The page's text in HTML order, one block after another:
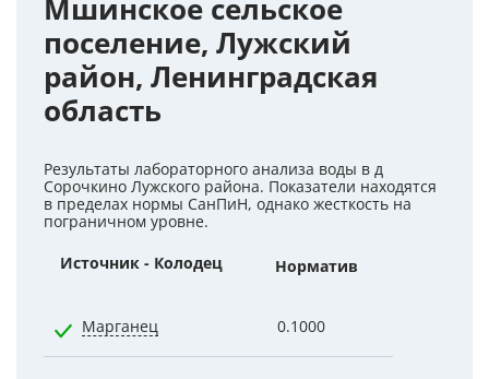
Мшинское сельское
поселение, Лужский
район, Ленинградская
область
Результаты лабораторного анализа воды в д
Сорочкино Лужского района. Показатели находятся
в пределах нормы СанПиН, однако жесткость на
пограничном уровне.
Источник - Колодец Норматив
Марганец 0.1000